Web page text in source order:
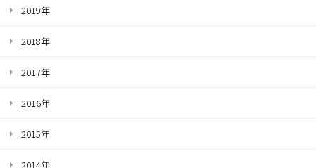
2019年
2018年
2017年
2016年
2015年
2014年